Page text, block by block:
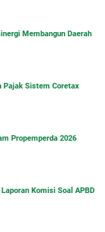
Membangun Daerah
Pajak Sistem Coretax
Propemperda 2026
Komisi Soal APBD